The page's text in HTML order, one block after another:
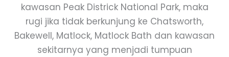
kawasan Peak Districk National Park, maka
rugi jika tidak berkunjung ke Chatsworth,
Bakewell, Matlock, Matlock Bath dan kawasan
sekitarnya yang menjadi tumpuan